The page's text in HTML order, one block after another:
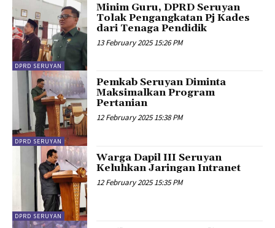
DPRD SERUYAN
Minim Guru, DPRD Seruyan
Tolak Pengangkatan Pj Kades
dari Tenaga Pendidik
13 February 2025 15:26 PM
DPRD SERUYAN
Pemkab Seruyan Diminta
Maksimalkan Program
Pertanian
12 February 2025 15:38 PM
DPRD SERUYAN
Warga Dapil III Seruyan
Keluhkan Jaringan Intranet
12 February 2025 15:35 PM